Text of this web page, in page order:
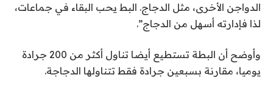
الدواجن الأخرى، مثل الدجاج. البط يحب البقاء في جماعات،
لذا فإدارته أسهل من الدجاج”.
وأوضح أن البطة تستطيع أيضا تناول أكثر من 200 جرادة
يوميا، مقارنة بسبعين جرادة فقط تتناولها الدجاجة.